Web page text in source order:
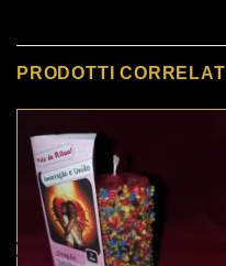
PRODOTTI CORRELATI